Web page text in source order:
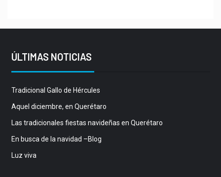
ÚLTIMAS NOTICIAS
Tradicional Gallo de Hércules
Aquel diciembre, en Querétaro
Las tradicionales fiestas navideñas en Querétaro
En busca de la navidad –Blog
Luz viva